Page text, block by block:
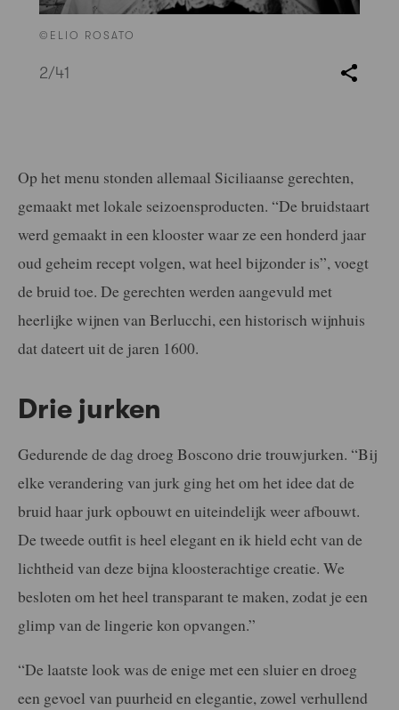
©ELIO ROSATO
2/41
Op het menu stonden allemaal Siciliaanse gerechten,
gemaakt met lokale seizoensproducten. “De bruidstaart
werd gemaakt in een klooster waar ze een honderd jaar
oud geheim recept volgen, wat heel bijzonder is”, voegt
de bruid toe. De gerechten werden aangevuld met
heerlijke wijnen van Berlucchi, een historisch wijnhuis
dat dateert uit de jaren 1600.
Drie jurken
Gedurende de dag droeg Boscono drie trouwjurken. “Bij
elke verandering van jurk ging het om het idee dat de
bruid haar jurk opbouwt en uiteindelijk weer afbouwt.
De tweede outfit is heel elegant en ik hield echt van de
lichtheid van deze bijna kloosterachtige creatie. We
besloten om het heel transparant te maken, zodat je een
glimp van de lingerie kon opvangen.”
“De laatste look was de enige met een sluier en droeg
een gevoel van puurheid en elegantie, zowel verhullend